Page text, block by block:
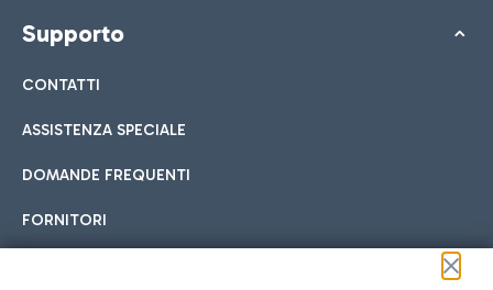
Supporto
CONTATTI
ASSISTENZA SPECIALE
DOMANDE FREQUENTI
FORNITORI